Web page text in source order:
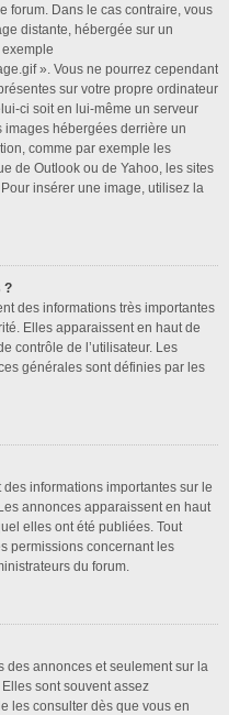
forum. Dans le cas contraire, vous
distante, hébergée sur un
». Vous ne pourrez cependant
sur votre propre ordinateur
ci soit en lui-même un serveur
hébergées derrière un
comme par exemple les
de Outlook ou de Yahoo, les sites
insérer une image, utilisez la
?
des informations très importantes
Elles apparaissent en haut de
contrôle de l’utilisateur. Les
générales sont définies par les
informations importantes sur le
annonces apparaissent en haut
elles ont été publiées. Tout
permissions concernant les
du forum.
des annonces et seulement sur la
sont souvent assez
les consulter dès que vous en